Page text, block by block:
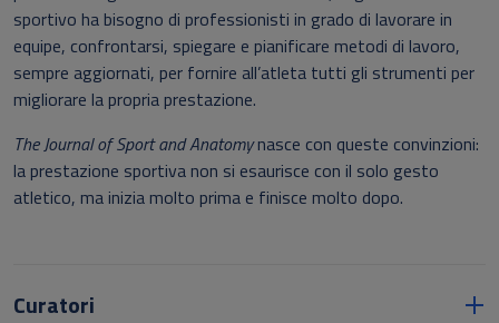
sportivo ha bisogno di professionisti in grado di lavorare in
equipe, confrontarsi, spiegare e pianificare metodi di lavoro,
sempre aggiornati, per fornire all’atleta tutti gli strumenti per
migliorare la propria prestazione.
The Journal of Sport and Anatomy nasce con queste convinzioni:
la prestazione sportiva non si esaurisce con il solo gesto
atletico, ma inizia molto prima e finisce molto dopo.
Curatori